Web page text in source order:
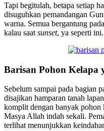
Tapi begitulah, betapa setiap
disuguhkan pemandangan
warna. Semua bergantung
kalau saat sunset, ya seperti ini.
Barisan Pohon Kelapa
Sebelum sampai pada bagian
disajikan hamparan tanah
komplit dengan banyak pohon
Masya Allah indah sekali.
terlihat menunjukkan